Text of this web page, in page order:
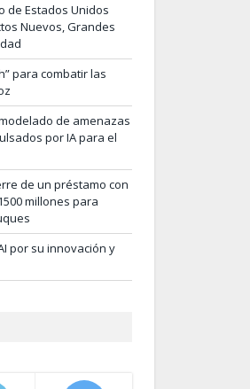
de Estados Unidos
Nuevos, Grandes
para combatir las
de amenazas
por IA para el
de un préstamo con
millones para
por su innovación y